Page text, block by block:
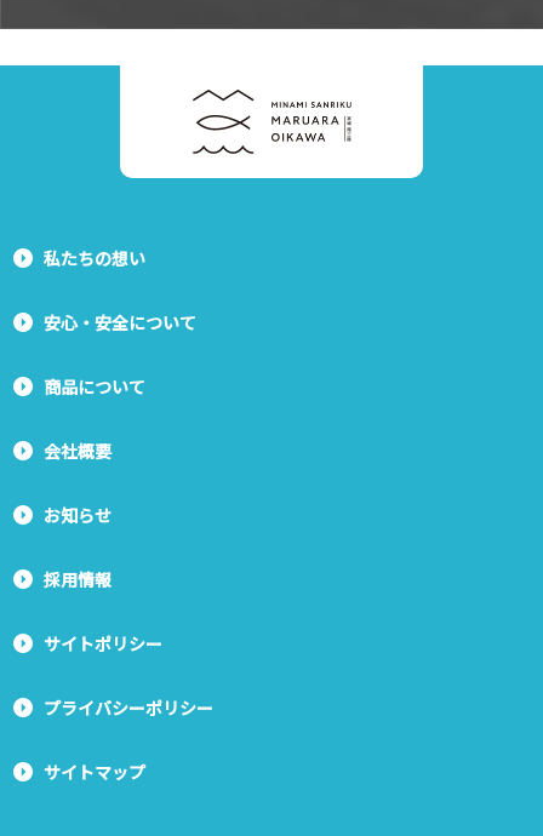
私たちの想い
安心・安全について
商品について
会社概要
お知らせ
採用情報
サイトポリシー
プライバシーポリシー
サイトマップ